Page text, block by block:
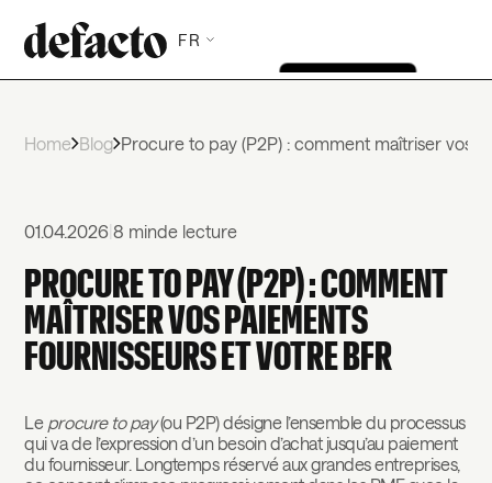
FR
Home Blog Procure to pay (P2P) : comment maîtriser vos
01.04.2026 |8 minde lecture
PROCURE TO PAY (P2P) : COMMENT
MAÎTRISER VOS PAIEMENTS
FOURNISSEURS ET VOTRE BFR
Le procure to pay(ou P2P) désigne l’ensemble du processus
qui va de l’expression d’un besoin d’achat jusqu’au paiement
du fournisseur. Longtemps réservé aux grandes entreprises,